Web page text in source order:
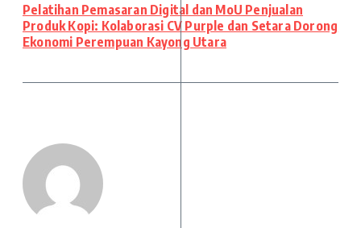
Pelatihan Pemasaran Digital dan MoU Penjualan
Produk Kopi: Kolaborasi CV Purple dan Setara Dorong
Ekonomi Perempuan Kayong Utara